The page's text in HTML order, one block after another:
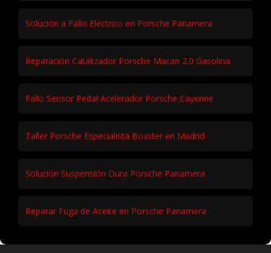
Solución a Fallo Eléctrico en Porsche Panamera
Reparación Catalizador Porsche Macan 2.0 Gasolina
Fallo Sensor Pedal Acelerador Porsche Cayenne
Taller Porsche Especialista Boxster en Madrid
Solución Suspensión Dura Porsche Panamera
Reparar Fuga de Aceite en Porsche Panamera